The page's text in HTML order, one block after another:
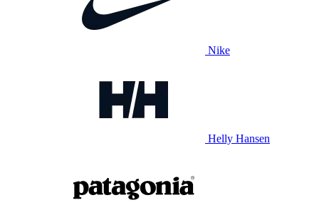
Nike
Helly Hansen